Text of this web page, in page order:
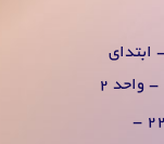
ابتدای
۲۲۶۲۲۰۴0 -